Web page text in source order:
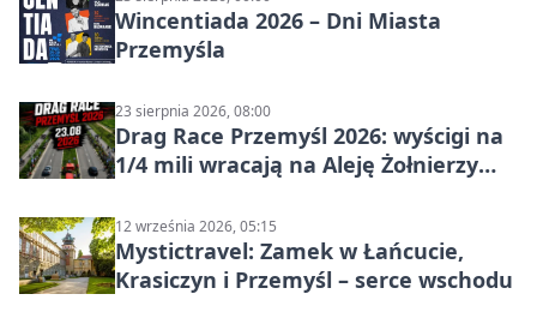
Wincentiada 2026 – Dni Miasta
Przemyśla
23 sierpnia 2026, 08:00
Drag Race Przemyśl 2026: wyścigi na
1/4 mili wracają na Aleję Żołnierzy
12 września 2026, 05:15
Mystictravel: Zamek w Łańcucie,
Krasiczyn i Przemyśl – serce wschodu